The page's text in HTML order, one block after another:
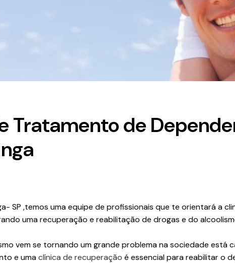
Tratamento de
SP ,temos uma equipe de profissionais que te orientará a
uma recuperação e reabilitação de drogas e do
vem se tornando um grande problema na sociedade
e umaclínica de recuperação é essencial para reabilitar o